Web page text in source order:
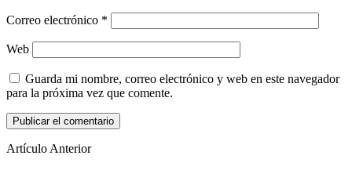
Correo electrónico *
Web
Guarda mi nombre, correo electrónico y web en este navegador
para la próxima vez que comente.
Artículo Anterior